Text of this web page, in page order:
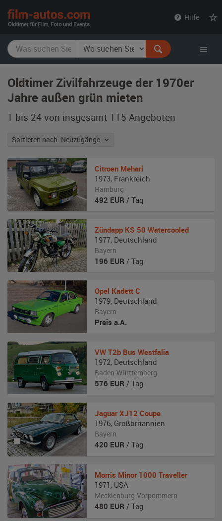
Hilfe
Oldtimer Zivilfahrzeuge der 1970er
Jahre außen grün mieten
1 bis 24 von insgesamt 115 Angeboten
Sortieren nach: Neuzugänge
Citroen Mehari
1973, Frankreich
Hamburg
492 EUR / Tag
Zündapp KS 50 Watercooled
1977, Deutschland
Bayern
196 EUR / Tag
Opel Kadett C
1979, Deutschland
Bayern
Preis a.A.
VW T2b Bus Westfalia
1972, Deutschland
Baden-Württemberg
576 EUR / Tag
Jaguar XJ12 Coupe
1976, Großbritannien
Bayern
420 EUR / Tag
Morris Minor 1000 Traveller
1971 , USA
Mecklenburg-Vorpommern
480 EUR / Tag